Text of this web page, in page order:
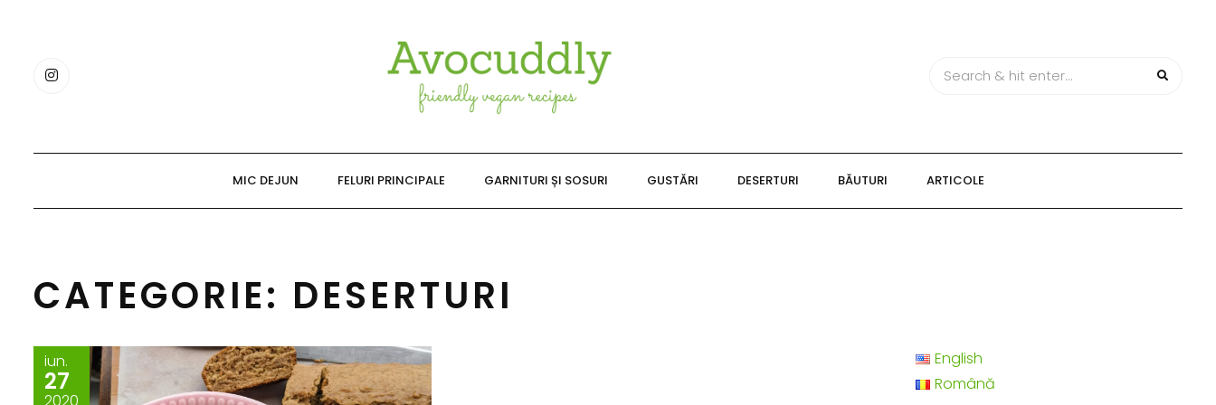
MIC DEJUN FELURI PRINCIPALE GARNITURI ȘI SOSURI GUSTĂRI DESERTURI BĂUTURI ARTICOLE
CATEGORIE: DESERTURI
iun.
27
2020
English
Română